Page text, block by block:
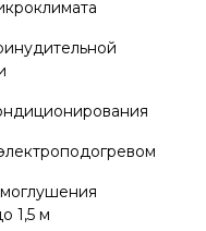
1,5 м